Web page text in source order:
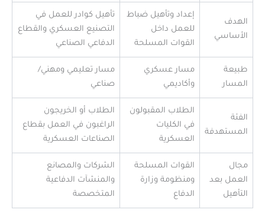
الهدف
الأساسي
إعداد وتأهيل ضباط
للعمل داخل
القوات المسلحة
تأهيل كوادر للعمل في
التصنيع العسكري والقطاع
الدفاعي الصناعي
طبيعة
المسار
مسار عسكري
وأكاديمي
مسار تعليمي ومهني/
صناعي
الفئة
المستهدفة
الطلاب المقبولون
في الكليات
العسكرية
الطلاب أو الخريجون
الراغبون في العمل بقطاع
الصناعات العسكرية
مجال
العمل بعد
التأهيل
القوات المسلحة
ومنظومة وزارة
الدفاع
الشركات والمصانع
والمنشآت الدفاعية
المتخصصة